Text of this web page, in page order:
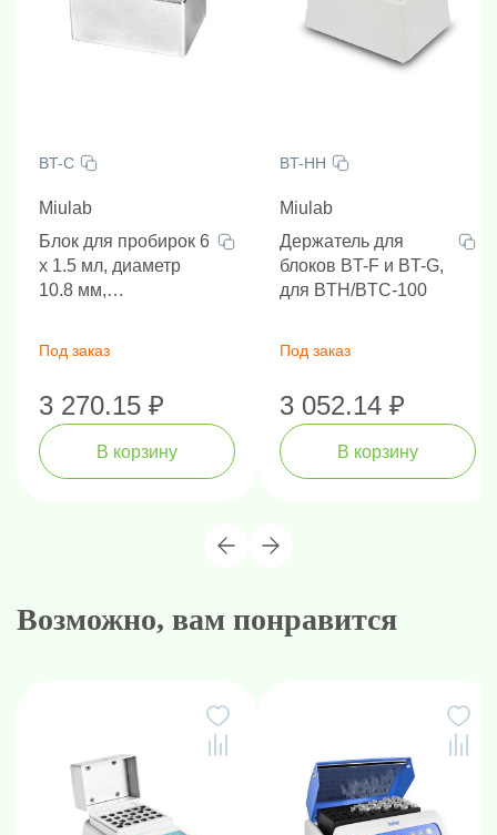
BT-C
Miulab
Блок для пробирок 6
х 1.5 мл, диаметр
10.8 мм,
для BTH-100
Под заказ
3 270.15 ₽
В корзину
BT-HH
Miulab
Держатель для
блоков BT-F и BT-G,
для BTH/BTC-100
Под заказ
3 052.14 ₽
В корзину
Возможно, вам понравится